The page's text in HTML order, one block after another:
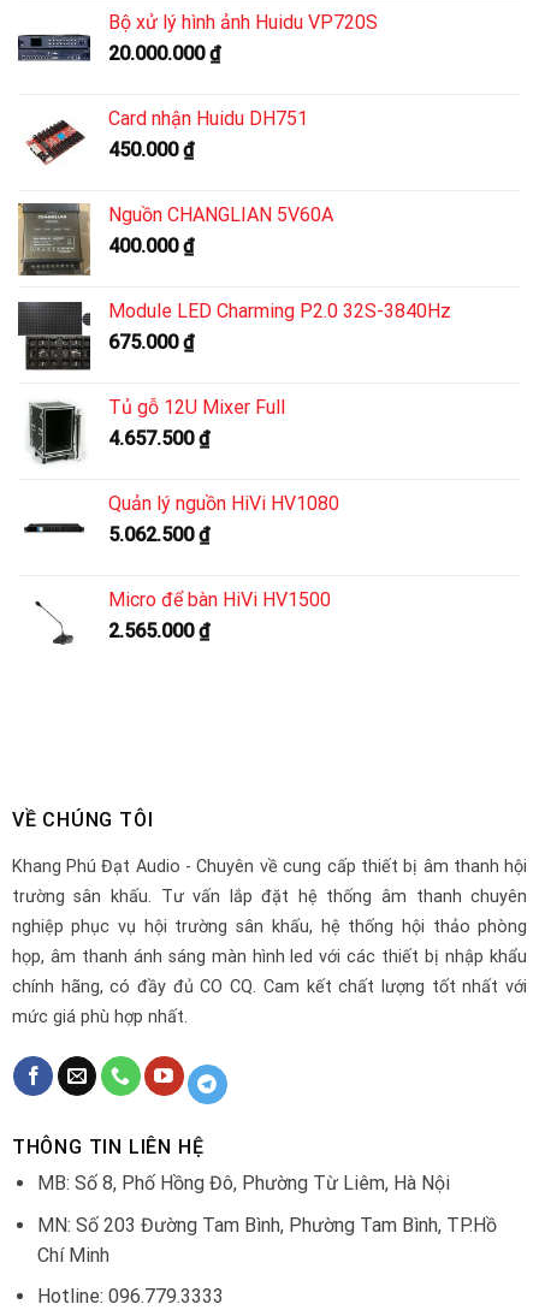
Bộ xử lý hình ảnh Huidu VP720S
20.000.000₫
Card nhận Huidu DH751
450.000₫
Nguồn CHANGLIAN 5V60A
400.000₫
Module LED Charming P2.0 32S-3840Hz
675.000₫
Tủ gỗ 12U Mixer Full
4.657.500₫
Quản lý nguồn HiVi HV1080
5.062.500₫
Micro để bàn HiVi HV1500
2.565.000₫
VỀ CHÚNG TÔI
Khang Phú Đạt Audio - Chuyên về cung cấp thiết bị âm thanh hội
trường sân khấu. Tư vấn lắp đặt hệ thống âm thanh chuyên
nghiệp phục vụ hội trường sân khấu, hệ thống hội thảo phòng
họp, âm thanh ánh sáng màn hình led với các thiết bị nhập khẩu
chính hãng, có đầy đủ CO CQ. Cam kết chất lượng tốt nhất với
mức giá phù hợp nhất.
THÔNG TIN LIÊN HỆ
MB: Số 8, Phố Hồng Đô, Phường Từ Liêm, Hà Nội
MN: Số 203 Đường Tam Bình, Phường Tam Bình, TP.Hồ
Chí Minh
Hotline: 096.779.3333